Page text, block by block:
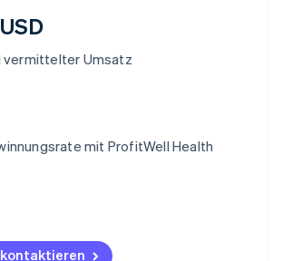
vermittelter Umsatz
mit ProfitWell Health